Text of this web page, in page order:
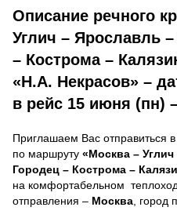
Описание речного
Углич – Ярославль
– Кострома –
«Н.А. Некрасов» –
в рейс 15 июня (пн)
Приглашаем Вас отправиться
по маршруту «Москва –
Городец – Кострома –
на комфортабельном
отправления – Москва , город